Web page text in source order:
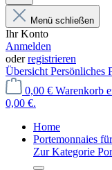
Menü schließen
Ihr Konto
Anmelden
oderregistrieren
Übersicht Persönliches
0,00 € Warenkorb
0,00 €.
Home
Portemonnaies
Zur Kategorie